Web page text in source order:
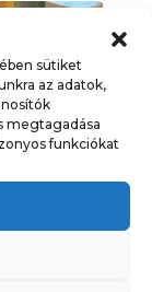
sütiket
az adatok,
megtagadása
funkciókat